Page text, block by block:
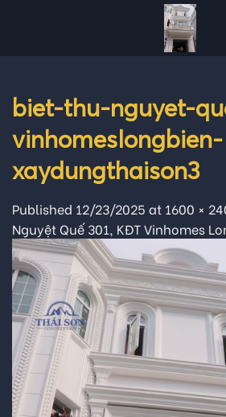
biet-thu-nguyet-
vinhomeslongbien-
xaydungthaison3
Published 12/23/2025 at 1600 ×
Nguyệt Quế 301, KĐT Vinhomes